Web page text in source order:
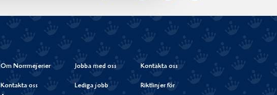
Instagram
Om Norrmejerier
Kontakta oss
Jobba med oss
Lediga jobb
Kontakta oss
Riktlinjer för